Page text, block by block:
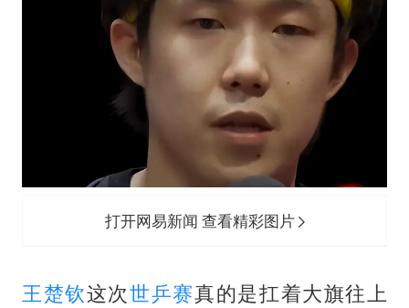
打开网易新闻 查看精彩图片
王楚钦这次世乒赛真的是扛着大旗往上